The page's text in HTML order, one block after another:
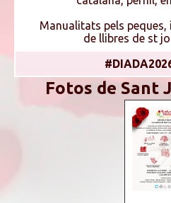
Manualitats pels
de llibres de st
Fotos de Sant